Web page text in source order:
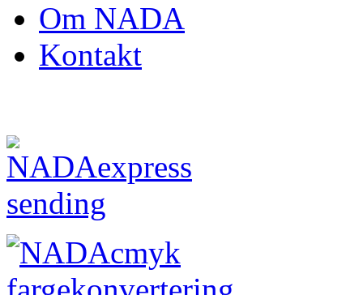
Om NADA
Kontakt